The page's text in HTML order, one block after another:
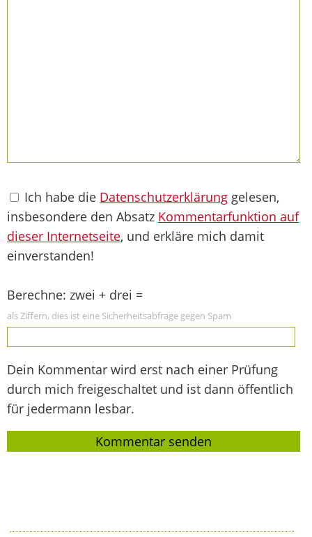
Ich habe die Datenschutzerklärung gelesen,
insbesondere den Absatz Kommentarfunktion auf
dieser Internetseite, und erkläre mich damit
einverstanden!
Berechne: zwei + drei =
als Ziffern, dies ist eine Sicherheitsabfrage gegen Spam
Dein Kommentar wird erst nach einer Prüfung
durch mich freigeschaltet und ist dann öffentlich
für jedermann lesbar.